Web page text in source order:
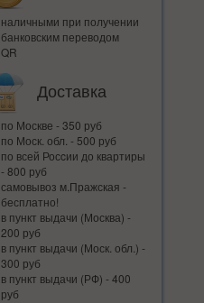
наличными при получении
банковским переводом
QR
Доставка
по Москве - 350 руб
по Моск. обл. - 500 руб
по всей Росcии до квартиры
- 800 руб
самовывоз м.Пражская -
бесплатно!
в пункт выдачи (Москва) -
200 руб
в пункт выдачи (Моск. обл.) -
300 руб
в пункт выдачи (РФ) - 400
руб